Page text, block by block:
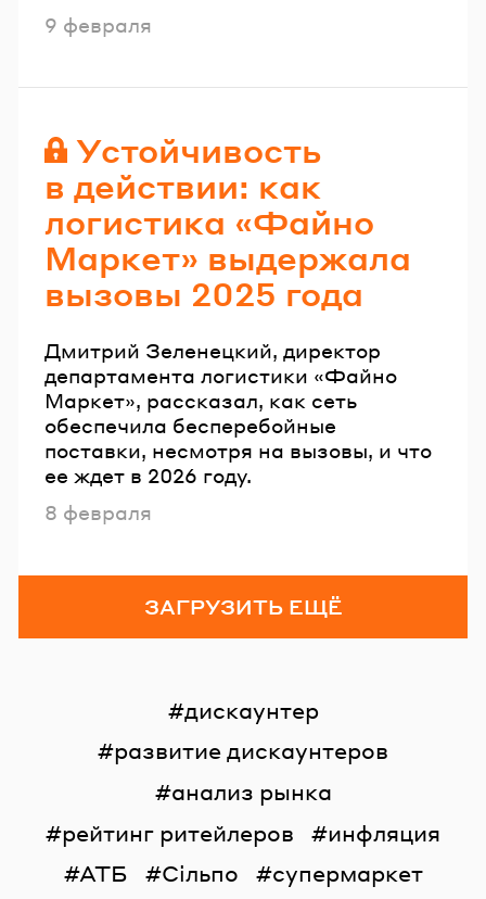
Опубликовано
9 февраля
Устойчивость
в действии: как
логистика «Файно
Маркет» выдержала
вызовы 2025 года
Дмитрий Зеленецкий, директор
департамента логистики «Файно
Маркет», рассказал, как сеть
обеспечила бесперебойные
поставки, несмотря на вызовы, и что
ее ждет в 2026 году.
Опубликовано
8 февраля
ЗАГРУЗИТЬ ЕЩЁ
дискаунтер
развитие дискаунтеров
анализ рынка
рейтинг ритейлеров
инфляция
АТБ
Сільпо
супермаркет